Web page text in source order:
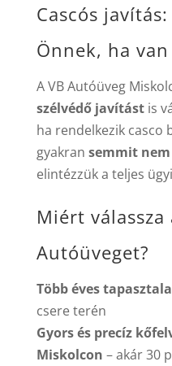
Cascós
Önnek, ha
A VB Autóüveg
szélvédő javítástis
ha rendelkezik casco
gyakran semmit
elintézzük a teljes
Miért válassza
Autóüveget?
Több éves
csere terén
Gyors és precíz
Miskolcon – akár 30